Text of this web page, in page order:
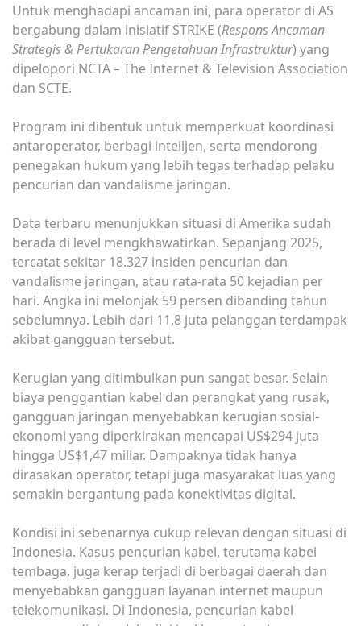
Untuk menghadapi ancaman ini, para operator di AS
bergabung dalam inisiatif STRIKE (Respons Ancaman
Strategis & Pertukaran Pengetahuan Infrastruktur) yang
dipelopori NCTA – The Internet & Television Association
dan SCTE.
Program ini dibentuk untuk memperkuat koordinasi
antaroperator, berbagi intelijen, serta mendorong
penegakan hukum yang lebih tegas terhadap pelaku
pencurian dan vandalisme jaringan.
Data terbaru menunjukkan situasi di Amerika sudah
berada di level mengkhawatirkan. Sepanjang 2025,
tercatat sekitar 18.327 insiden pencurian dan
vandalisme jaringan, atau rata-rata 50 kejadian per
hari. Angka ini melonjak 59 persen dibanding tahun
sebelumnya. Lebih dari 11,8 juta pelanggan terdampak
akibat gangguan tersebut.
Kerugian yang ditimbulkan pun sangat besar. Selain
biaya penggantian kabel dan perangkat yang rusak,
gangguan jaringan menyebabkan kerugian sosial-
ekonomi yang diperkirakan mencapai US$294 juta
hingga US$1,47 miliar. Dampaknya tidak hanya
dirasakan operator, tetapi juga masyarakat luas yang
semakin bergantung pada konektivitas digital.
Kondisi ini sebenarnya cukup relevan dengan situasi di
Indonesia. Kasus pencurian kabel, terutama kabel
tembaga, juga kerap terjadi di berbagai daerah dan
menyebabkan gangguan layanan internet maupun
telekomunikasi. Di Indonesia, pencurian kabel